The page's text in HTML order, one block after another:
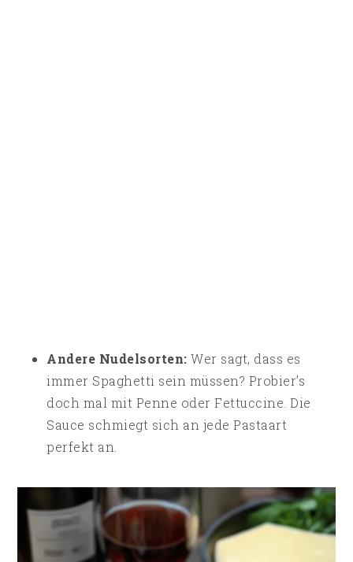
Andere Nudelsorten: Wer sagt, dass es
immer Spaghetti sein müssen? Probier’s
doch mal mit Penne oder Fettuccine. Die
Sauce schmiegt sich an jede Pastaart
perfekt an.